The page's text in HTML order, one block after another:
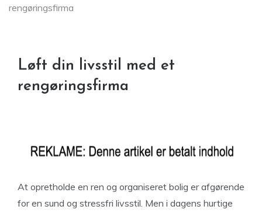
rengøringsfirma
Løft din livsstil med et
rengøringsfirma
At opretholde en ren og organiseret bolig er afgørende
for en sund og stressfri livsstil. Men i dagens hurtige